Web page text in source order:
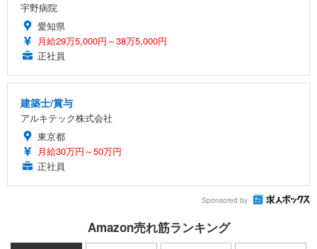
宇野病院
愛知県
月給29万5,000円～38万5,000円
正社員
建築士/賞与
アルキテック株式会社
東京都
月給30万円～50万円
正社員
Sponsored by
Amazon売れ筋ランキング